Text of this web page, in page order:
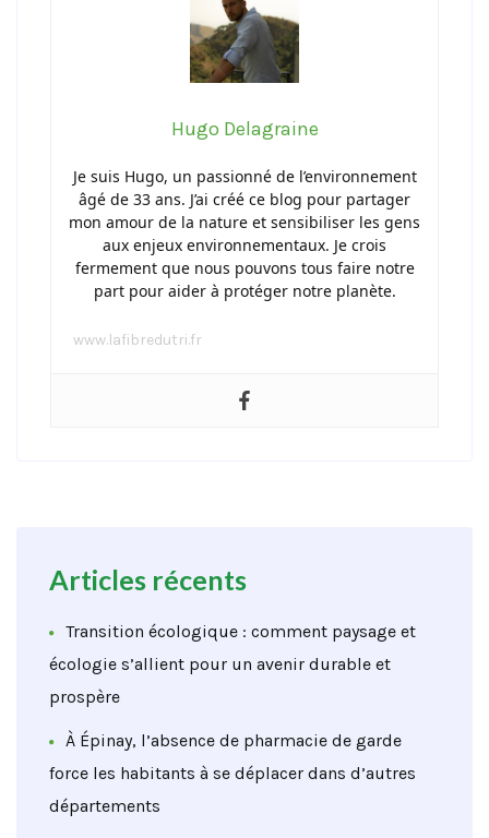
Hugo Delagraine
Je suis Hugo, un passionné de l’environnement
âgé de 33 ans. J’ai créé ce blog pour partager
mon amour de la nature et sensibiliser les gens
aux enjeux environnementaux. Je crois
fermement que nous pouvons tous faire notre
part pour aider à protéger notre planète.
www.lafibredutri.fr
Articles récents
Transition écologique : comment paysage et
écologie s’allient pour un avenir durable et
prospère
À Épinay, l’absence de pharmacie de garde
force les habitants à se déplacer dans d’autres
départements